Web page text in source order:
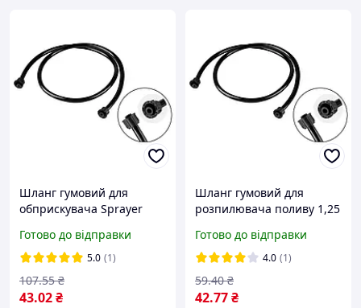
Шланг гумовий для
обприскувача Sprayer
Готово до відправки
5.0 (1)
43.02₴
107.55 ₴
Шланг гумовий для
розпилювача поливу 1,25
рівномірного розподілу
рідини
Готово до відправки
4.0 (1)
42.77₴
59.40 ₴